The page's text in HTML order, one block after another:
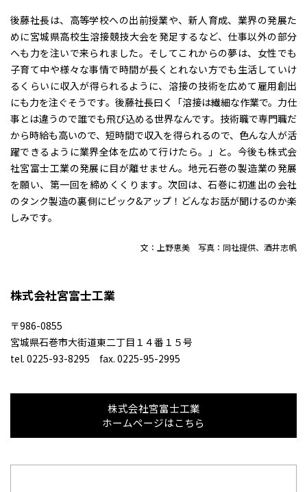
後藤社長は、高等学校への出前授業や、新人育成、業界の発展た
めに宮城県高校生溶接競技大会を発足するなど、仕事以外の部分
へも力を注いで来られました。そしてこれからの夢は、女性でも
子育て中や様々な事情で時間が長くとれない方でも生活していけ
るくらいに収入が得られるように、溶接の技術を広めて雇用創出
にも力を注ぐそうです。後藤社長曰く「溶接は繊細な作業で。力仕
事とは違うので誰でも飛び込める世界なんです。技術職で専門職だ
から時給も高いので、短時間で収入を得られるので、色んな人が活
躍できるように業界全体を広めて行けたら。」と。今後も株式会
社宮富士工業の発展に目が離せません。地元石巻の製造業の発展
を願い、第一回を締めくくります。次回は、石巻に初進出の会社
のタンク製造の裏側にピック&アップ！どんなお話が聞けるのか楽
しみです。
文：上野恵美 写真：同社提供、酒井志帆
株式会社宮富士工業
〒986-0855
宮城県石巻市大街道東二丁目１４番１５号
tel. 0225-93-8295 fax. 0225-95-2995
株式会社宮富士工業
ホームページはこちら